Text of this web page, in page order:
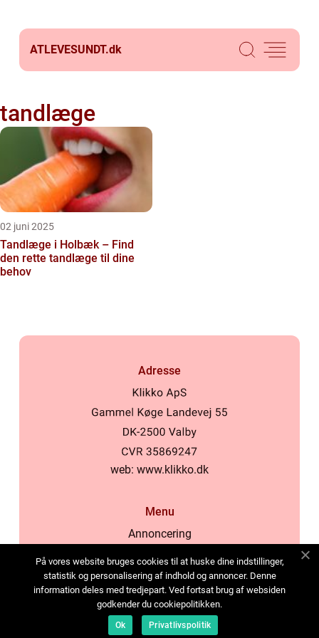
ATLEVESUNDT.dk
tandlæge
02 juni 2025
Tandlæge i Holbæk – Find
den rette tandlæge til dine
behov
Adresse
web: www.klikko.dk
Menu
Annoncering
Cookies
Kontakt os
Sitemap
På vores website bruges cookies til at huske dine indstillinger,
statistik og personalisering af indhold og annoncer. Denne
information deles med tredjepart. Ved fortsat brug af websiden
godkender du cookiepolitikken.
Ok Privatlivspolitik